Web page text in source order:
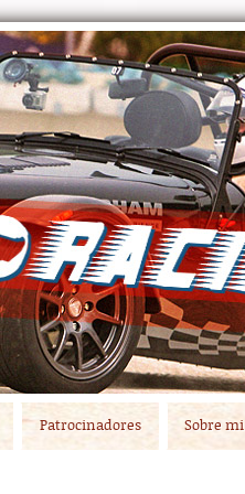
Patrocinadores Sobre mi